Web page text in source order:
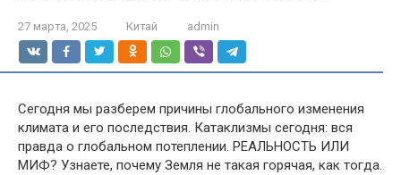
27 марта, 2025 Китай admin
Сегодня мы разберем причины глобального изменения
климата и его последствия. Катаклизмы сегодня: вся
правда о глобальном потеплении. РЕАЛЬНОСТЬ ИЛИ
МИФ? Узнаете, почему Земля не такая горячая, как тогда.